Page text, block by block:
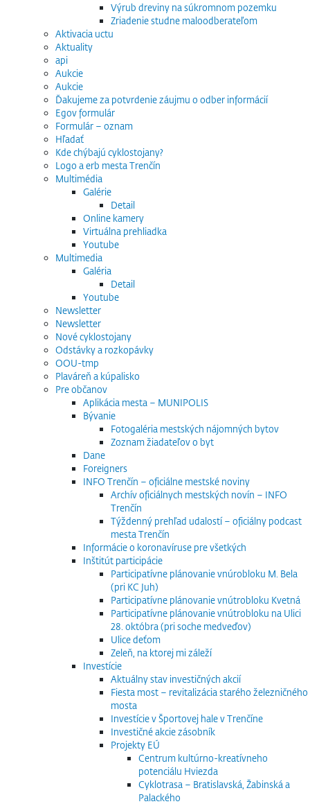
Výrub dreviny na súkromnom pozemku
Zriadenie studne maloodberateľom
Aktivacia uctu
Aktuality
api
Aukcie
Aukcie
Ďakujeme za potvrdenie záujmu o odber informácií
Egov formulár
Formulár – oznam
Hľadať
Kde chýbajú cyklostojany?
Logo a erb mesta Trenčín
Multimédia
Galérie
Detail
Online kamery
Virtuálna prehliadka
Youtube
Multimedia
Galéria
Detail
Youtube
Newsletter
Newsletter
Nové cyklostojany
Odstávky a rozkopávky
OOU-tmp
Plaváreň a kúpalisko
Pre občanov
Aplikácia mesta – MUNIPOLIS
Bývanie
Fotogaléria mestských nájomných bytov
Zoznam žiadateľov o byt
Dane
Foreigners
INFO Trenčín – oficiálne mestské noviny
Archív oficiálnych mestských novín – INFO
Trenčín
Týždenný prehľad udalostí – oficiálny podcast
mesta Trenčín
Informácie o koronavíruse pre všetkých
Inštitút participácie
Participatívne plánovanie vnúrobloku M. Bela
(pri KC Juh)
Participatívne plánovanie vnútrobloku Kvetná
Participatívne plánovanie vnútrobloku na Ulici
28. októbra (pri soche medveďov)
Ulice deťom
Zeleň, na ktorej mi záleží
Investície
Aktuálny stav investičných akcií
Fiesta most – revitalizácia starého železničného
mosta
Investície v Športovej hale v Trenčíne
Investičné akcie zásobník
Projekty EÚ
Centrum kultúrno-kreatívneho
potenciálu Hviezda
Cyklotrasa – Bratislavská, Žabinská a
Palackého